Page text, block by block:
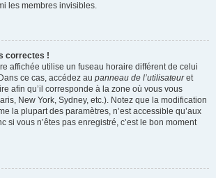
les membres invisibles.
correctes !
affichée utilise un fuseau horaire différent de celui
ce cas, accédez au panneau de l’utilisateuret
afin qu’il corresponde à la zone où vous vous
New York, Sydney, etc.). Notez que la modification
la plupart des paramètres, n’est accessible qu’aux
si vous n’êtes pas enregistré, c’est le bon moment